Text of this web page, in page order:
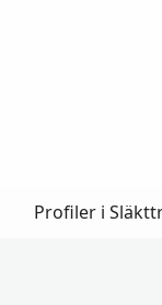
Profiler i